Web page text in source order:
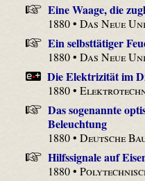
Eine Waage, die
1880 •Das Neue
Ein selbsttätiger
1880 •Das Neue
Die Elektrizität im
1880 •
Das sogenannte
Beleuchtung
1880 •Deutsche
Hilfssignale auf
1880 •